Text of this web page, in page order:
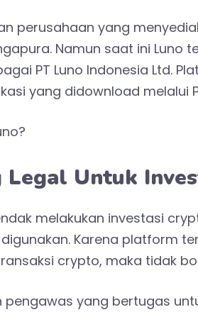
perusahaan yang
Namun saat ini Luno
PT Luno Indonesia Ltd.
yang didownload melalui
Untuk
melakukan investasi
Karena platform
crypto, maka tidak
pengawas yang bertugas